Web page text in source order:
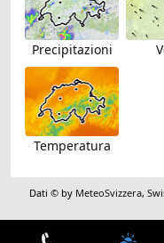
Precipitazioni
Temperatura
Dati © by MeteoSvizzera,